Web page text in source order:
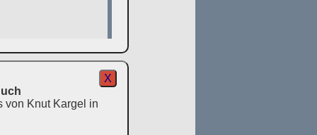
X
von Knut Kargel in